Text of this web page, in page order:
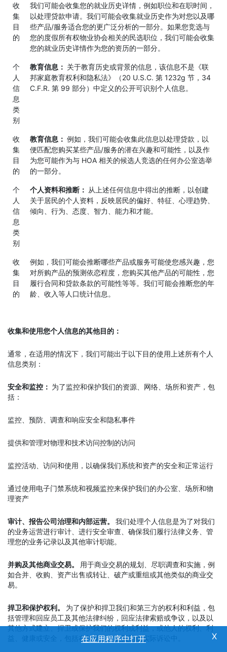
收
集
目
的
我们可能会收集您的就业历史详情，例如职位和在职时间，
以处理贷款申请。我们可能会收集就业历史作为对您以及哪
些产品/服务适合您的更广泛分析的一部分。如果您竞选与
您的度假所有权物业协会相关的民选职位，我们可能会收集
您的就业历史详情作为您的资历的一部分。
个
人
信
息
类
别
教育信息： 关于教育历史或背景的信息，该信息不是《联
邦家庭教育权利和隐私法》（20 U.S.C. 第 1232g 节，34
C.F.R. 第 99 部分）中定义的公开可识别个人信息。
收
集
目
的
教育信息： 例如，我们可能会收集此信息以处理贷款，以
便匹配您购买某些产品/服务的潜在兴趣和可能性，以及作
为您可能作为与 HOA 相关的候选人竞选的任何办公室选举
的一部分。
个
人
信
息
类
别
个人资料和推断： 从上述任何信息中得出的推断，以创建
关于居民的个人资料，反映居民的偏好、特征、心理趋势、
倾向、行为、态度、智力、能力和才能。
收
集
目
的
例如，我们可能会推断哪些产品或服务可能使您感兴趣，您
对所购产品的预测依恋程度，您购买其他产品的可能性，您
履行合同和贷款条款的可能性等等。我们可能会推断您的年
龄、收入等人口统计信息。
收集和使用您个人信息的其他目的：
通常，在适用的情况下，我们可能出于以下目的使用上述所有个人
信息类别：
安全和监控： 为了监控和保护我们的资源、网络、场所和资产，包
括：
监控、预防、调查和响应安全和隐私事件
提供和管理对物理和技术访问控制的访问
监控活动、访问和使用，以确保我们系统和资产的安全和正常运行
通过使用电子门禁系统和视频监控来保护我们的办公室、场所和物
理资产
审计、报告公司治理和内部运营。 我们处理个人信息是为了对我们
的业务运营进行审计、进行安全审查、确保我们履行法律义务、管
理您的业务记录以及其他审计职能。
并购及其他商业交易。
用于商业交易的规划、尽职调查和实施，例
如合并、收购、资产出售或转让、破产或重组或其他类似的商业交
易。
捍卫和保护权利。 为了保护和捍卫我们和第三方的权利和利益，包
括管理和回应员工及其他法律纠纷，回应法律索赔或争议，以及以
其他方式建立、捍卫或保护我们的权利或利益，或他人的权利、利
益、健康或安全，包括在与第三方的预期或实际诉讼中。
在应用程序中打开